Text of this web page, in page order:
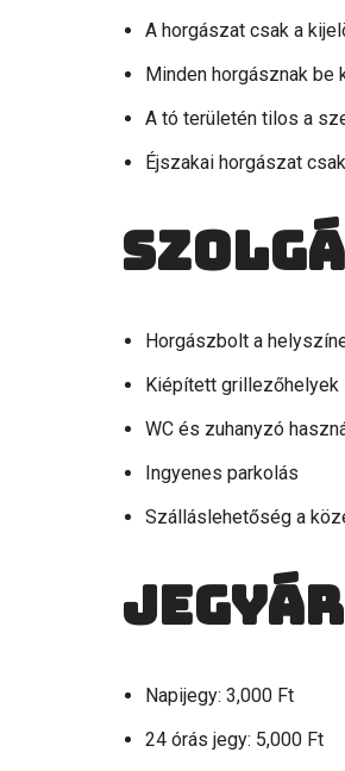
A horgászat csak a
Minden horgásznak be
A tó területén tilos a
Éjszakai horgászat
Horgászbolt a
Kiépített grillezőhelyek
WC és zuhanyzó
Ingyenes parkolás
Szálláslehetőség a
Napijegy: 3,000 Ft
24 órás jegy: 5,000 Ft